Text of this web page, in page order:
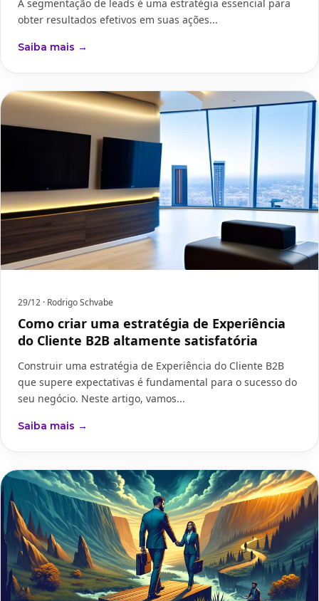
A segmentação de leads é uma estratégia essencial para
obter resultados efetivos em suas ações...
Saiba mais →
29/12 · Rodrigo Schvabe
Como criar uma estratégia de Experiência
do Cliente B2B altamente satisfatória
Construir uma estratégia de Experiência do Cliente B2B
que supere expectativas é fundamental para o sucesso do
seu negócio. Neste artigo, vamos...
Saiba mais →